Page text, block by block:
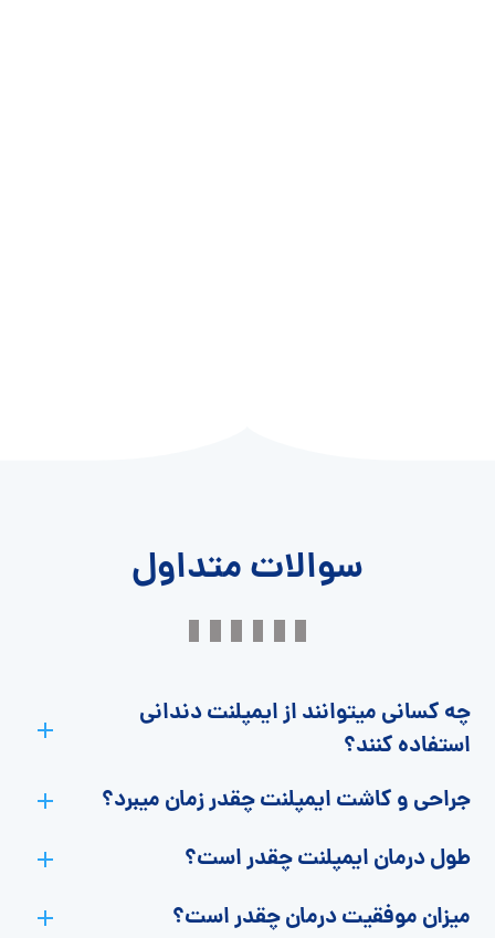
سوالات متداول
چه کسانی میتوانند از ایمپلنت دندانی
استفاده کنند؟
جراحي و كاشت ايمپلنت چقدر زمان میبرد؟
طول درمان ایمپلنت چقدر است؟
میزان موفقیت درمان چقدر است؟